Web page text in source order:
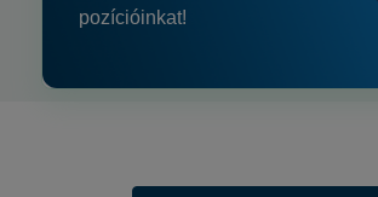
pozícióinkat!